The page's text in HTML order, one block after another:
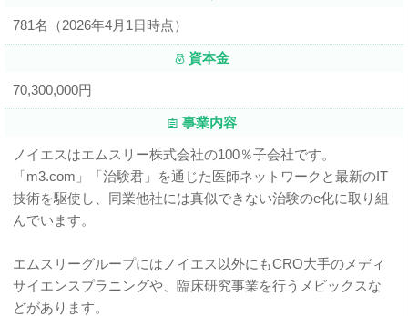
781名（2026年4月1日時点）
資本金
70,300,000円
事業内容
ノイエスはエムスリー株式会社の100％子会社です。
「m3.com」「治験君」を通じた医師ネットワークと最新のIT
技術を駆使し、同業他社には真似できない治験のe化に取り組
んでいます。
エムスリーグループにはノイエス以外にもCRO大手のメディ
サイエンスプラニングや、臨床研究事業を行うメビックスな
どがあります。